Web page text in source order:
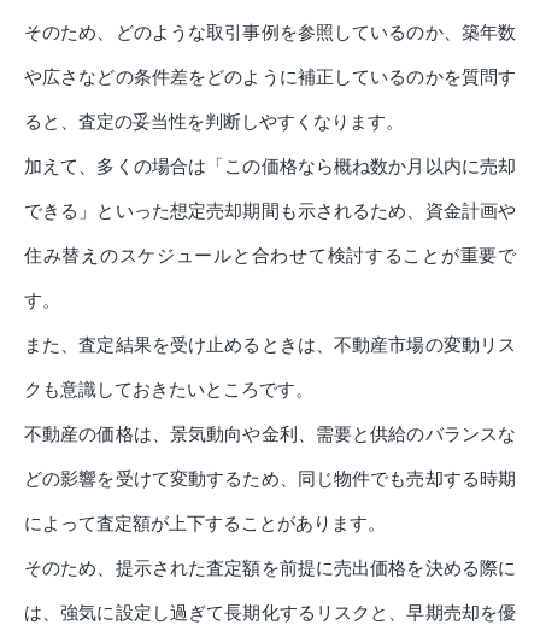
そのため、どのような取引事例を参照しているのか、築年数
や広さなどの条件差をどのように補正しているのかを質問す
ると、査定の妥当性を判断しやすくなります。
加えて、多くの場合は「この価格なら概ね数か月以内に売却
できる」といった想定売却期間も示されるため、資金計画や
住み替えのスケジュールと合わせて検討することが重要で
す。
また、査定結果を受け止めるときは、不動産市場の変動リス
クも意識しておきたいところです。
不動産の価格は、景気動向や金利、需要と供給のバランスな
どの影響を受けて変動するため、同じ物件でも売却する時期
によって査定額が上下することがあります。
そのため、提示された査定額を前提に売出価格を決める際に
は、強気に設定し過ぎて長期化するリスクと、早期売却を優